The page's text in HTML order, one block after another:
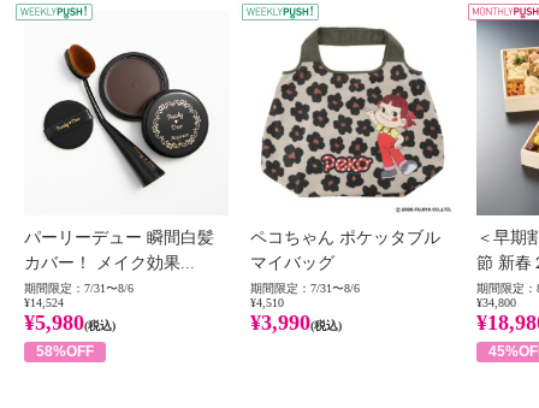
WEEKLY PUSH
パーリーデュー 瞬間白髪
カバー！ メイク効果...
期間限定：7/31〜8/6
¥14,524
¥5,980(税込)
58%OFF
ペコちゃん ポケッタブル
マイバッグ
期間限定：7/31〜8/6
¥4,510
¥3,990(税込)
＜早期
節 新春
期間限定：
¥34,800